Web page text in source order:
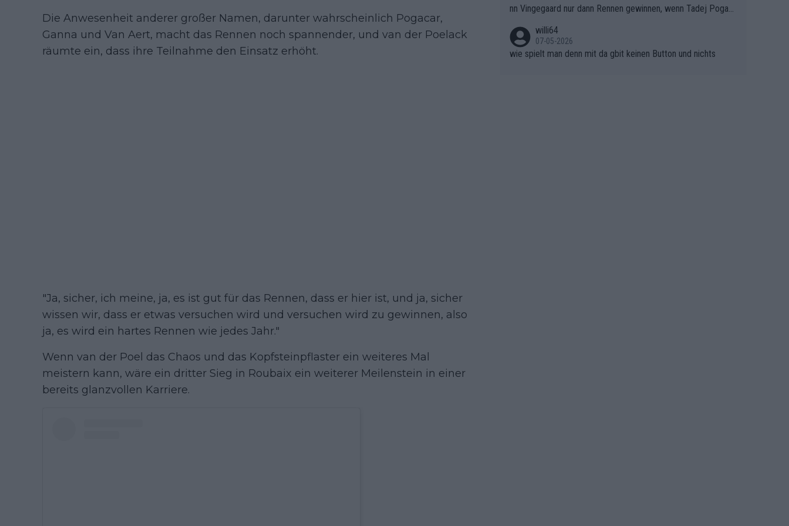
Die Anwesenheit anderer großer Namen, darunter wahrscheinlich Pogacar,
Ganna und Van Aert, macht das Rennen noch spannender, und van der Poelack
räumte ein, dass ihre Teilnahme den Einsatz erhöht.
"Ja, sicher, ich meine, ja, es ist gut für das Rennen, dass er hier ist, und ja, sicher
wissen wir, dass er etwas versuchen wird und versuchen wird zu gewinnen, also
ja, es wird ein hartes Rennen wie jedes Jahr."
Wenn van der Poel das Chaos und das Kopfsteinpflaster ein weiteres Mal
meistern kann, wäre ein dritter Sieg in Roubaix ein weiterer Meilenstein in einer
bereits glanzvollen Karriere.
berwasser, aber SD Worx und Vollering müssen jetzt All-In ge
hen. (gregmann)
nn Vingegaard nur dann Rennen gewinnen, wenn Tadej Pogaca
willi64
07-05-2026
wie spielt man denn mit da gbit keinen Button und nichts